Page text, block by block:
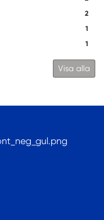
2
1
1
Visa alla